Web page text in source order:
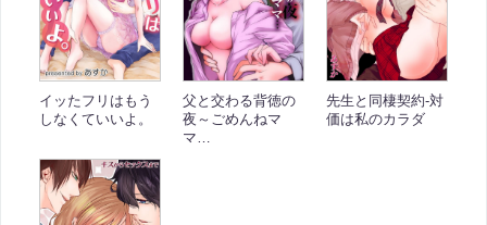
イッたフリはもう
しなくていいよ。
父と交わる背徳の
夜～ごめんねマ
マ…
先生と同棲契約-対
価は私のカラダ